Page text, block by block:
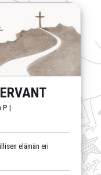
|
elämän eri